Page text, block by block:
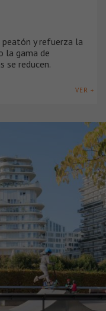
y refuerza la
la gama de
se reducen.
VER +